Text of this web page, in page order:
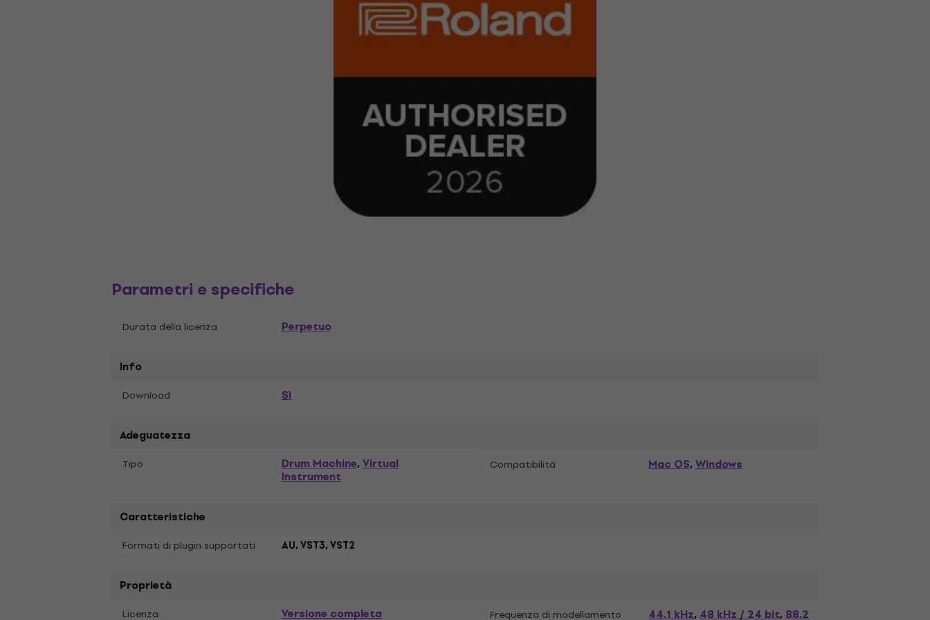
Parametri e specifiche
Durata della licenza Perpetuo
Info
Download Sì
Adeguatezza
Tipo Drum Machine,Virtual
Instrument
Compatibilità Mac OS,Windows
Caratteristiche
Formati di plugin supportati AU, VST3, VST2
Proprietà
Licenza Versione completa Frequenza di modellamento 44.1 kHz,48 kHz / 24 bit,88.2